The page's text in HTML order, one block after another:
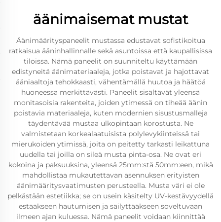
äänimaisemat mustat
Äänimäärityspaneelit mustassa edustavat sofistikoitua
ratkaisua ääninhallinnalle sekä asuntoissa että kaupallisissa
tiloissa. Nämä paneelit on suunniteltu käyttämään
edistyneitä äänimateriaaleja, jotka poistavat ja hajottavat
ääniaaltoja tehokkaasti, vähentämällä huutoa ja häätöä
huoneessa merkittävästi. Paneelit sisältävät yleensä
monitasoisia rakenteita, joiden ytimessä on tiheää äänin
poistavia materiaaleja, kuten modernien sisustusmalleja
täydentävää mustaa ulkopintaan korostusta. Ne
valmistetaan korkealaatuisista polylevykiinteissä tai
mierukoiden ytimissä, joita on peitetty tarkasti leikattuna
uudella tai joilla on sileä musta pinta-osa. Ne ovat eri
kokoina ja paksuuksina, yleensä 25mm:stä 50mm:een, mikä
mahdollistaa mukautettavan asennuksen erityisten
äänimääritysvaatimusten perusteella. Musta väri ei ole
pelkästään estetiikka; se on usein käsitelty UV-kestävyydellä
estääkseen hautumisen ja säilyttääkseen soveltuvaan
ilmeen ajan kuluessa. Nämä paneelit voidaan kiinnittää